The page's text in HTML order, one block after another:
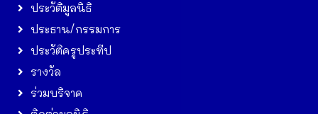
ประวัติมูลนิธิ
ประธาน/กรรมการ
ประวัติครูประทีป
รางวัล
ร่วมบริจาค